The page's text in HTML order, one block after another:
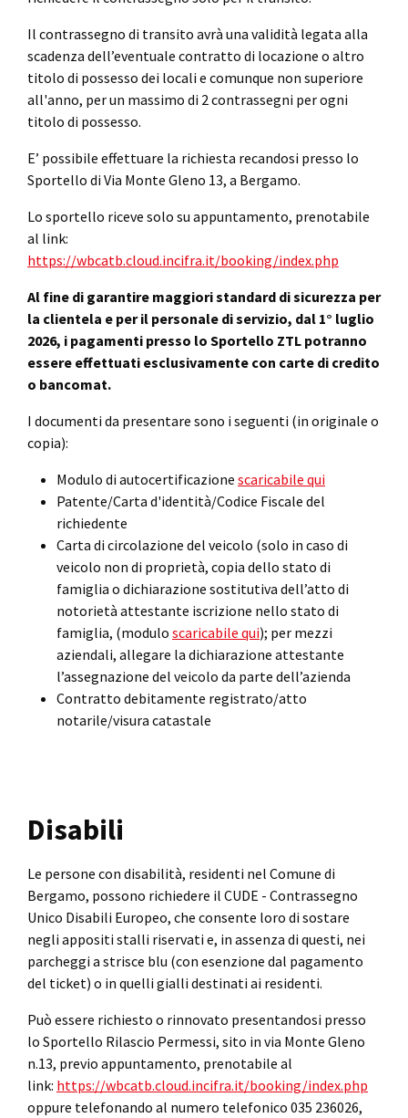
Il contrassegno di transito avrà una validità legata alla
scadenza dell’eventuale contratto di locazione o altro
titolo di possesso dei locali e comunque non superiore
all'anno, per un massimo di 2 contrassegni per ogni
titolo di possesso.
E’ possibile effettuare la richiesta recandosi presso lo
Sportello di Via Monte Gleno 13, a Bergamo.
Lo sportello riceve solo su appuntamento, prenotabile
al link:
https://wbcatb.cloud.incifra.it/booking/index.php
Al fine di garantire maggiori standard di sicurezza per
la clientela e per il personale di servizio, dal 1° luglio
2026, i pagamenti presso lo Sportello ZTL potranno
essere effettuati esclusivamente con carte di credito
o bancomat.
I documenti da presentare sono i seguenti (in originale o
copia):
Modulo di autocertificazione scaricabile qui
Patente/Carta d'identità/Codice Fiscale del
richiedente
Carta di circolazione del veicolo (solo in caso di
veicolo non di proprietà, copia dello stato di
famiglia o dichiarazione sostitutiva dell’atto di
notorietà attestante iscrizione nello stato di
famiglia, (modulo scaricabile qui); per mezzi
aziendali, allegare la dichiarazione attestante
l’assegnazione del veicolo da parte dell’azienda
Contratto debitamente registrato/atto
notarile/visura catastale
Disabili
Le persone con disabilità, residenti nel Comune di
Bergamo, possono richiedere il CUDE - Contrassegno
Unico Disabili Europeo, che consente loro di sostare
negli appositi stalli riservati e, in assenza di questi, nei
parcheggi a strisce blu (con esenzione dal pagamento
del ticket) o in quelli gialli destinati ai residenti.
Può essere richiesto o rinnovato presentandosi presso
lo Sportello Rilascio Permessi, sito in via Monte Gleno
n.13, previo appuntamento, prenotabile al
link: https://wbcatb.cloud.incifra.it/booking/index.php
oppure telefonando al numero telefonico 035 236026,